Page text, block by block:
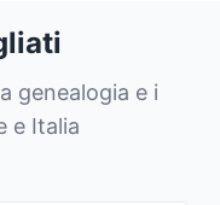
genealogia e i
e Italia